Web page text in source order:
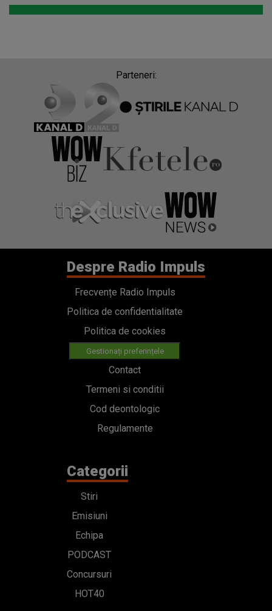
Parteneri:
Despre Radio Impuls
Frecvențe Radio Impuls
Politica de confidentialitate
Politica de cookies
Gestionați preferințele
Contact
Termeni si conditii
Cod deontologic
Regulamente
Categorii
Stiri
Emisiuni
Echipa
PODCAST
Concursuri
HOT40